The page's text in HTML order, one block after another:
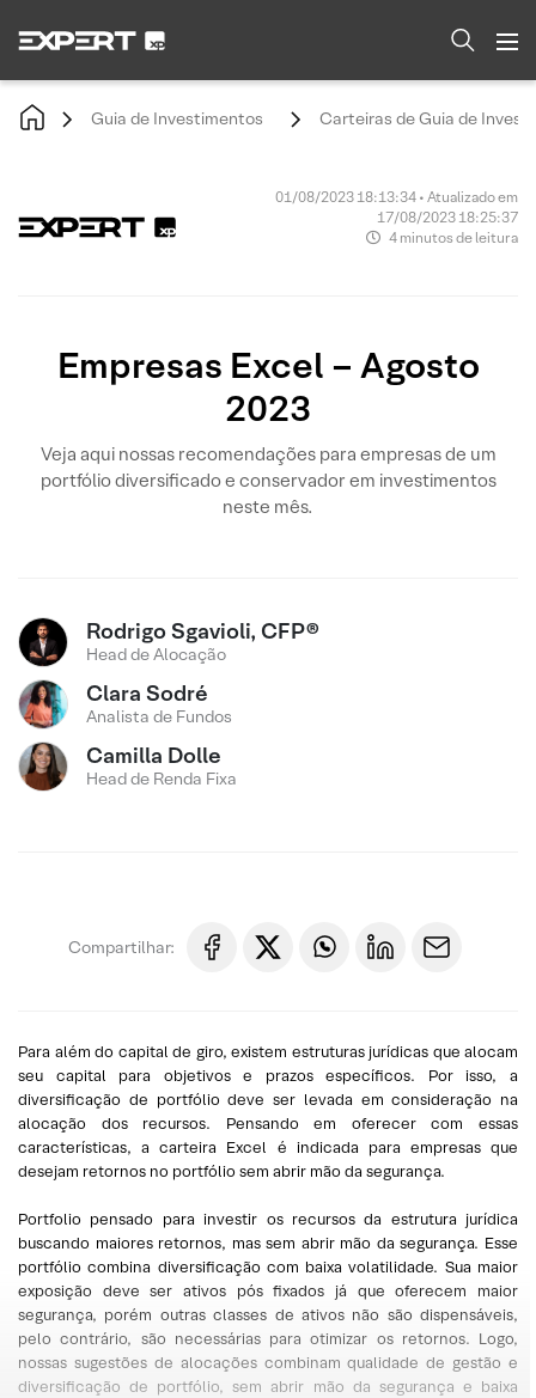
Guia de Investimentos Carteiras de Guia de
01/08/2023 18:13:34 • Atualizado em
17/08/2023 18:25:37
4 minutos de leitura
Empresas Excel – Agosto
2023
Veja aqui nossas recomendações para empresas de um
portfólio diversificado e conservador em investimentos
neste mês.
Rodrigo Sgavioli, CFP®
Head de Alocação
Clara Sodré
Analista de Fundos
Camilla Dolle
Head de Renda Fixa
Compartilhar:
Para além do capital de giro, existem estruturas jurídicas que alocam
seu capital para objetivos e prazos específicos. Por isso, a
diversificação de portfólio deve ser levada em consideração na
alocação dos recursos. Pensando em oferecer com essas
características, a carteira Excel é indicada para empresas que
desejam retornos no portfólio sem abrir mão da segurança.
Portfolio pensado para investir os recursos da estrutura jurídica
buscando maiores retornos, mas sem abrir mão da segurança. Esse
portfólio combina diversificação com baixa volatilidade. Sua maior
exposição deve ser ativos pós fixados já que oferecem maior
segurança, porém outras classes de ativos não são dispensáveis,
pelo contrário, são necessárias para otimizar os retornos. Logo,
nossas sugestões de alocações combinam qualidade de gestão e
diversificação de portfólio, sem abrir mão da segurança e baixa